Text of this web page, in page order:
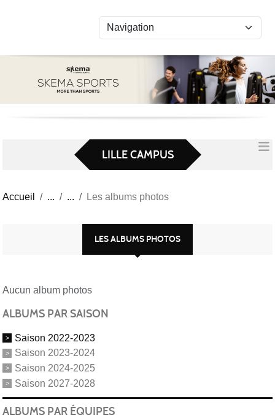
LILLE CAMPUS
Accueil Les albums photos
LES ALBUMS PHOTOS
Aucun album photos
ALBUMS PAR SAISON
Saison 2022-2023
Saison 2023-2024
Saison 2024-2025
Saison 2027-2028
ALBUMS PAR ÉQUIPES